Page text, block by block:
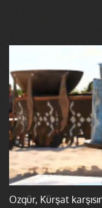
Özgür, Kürşat